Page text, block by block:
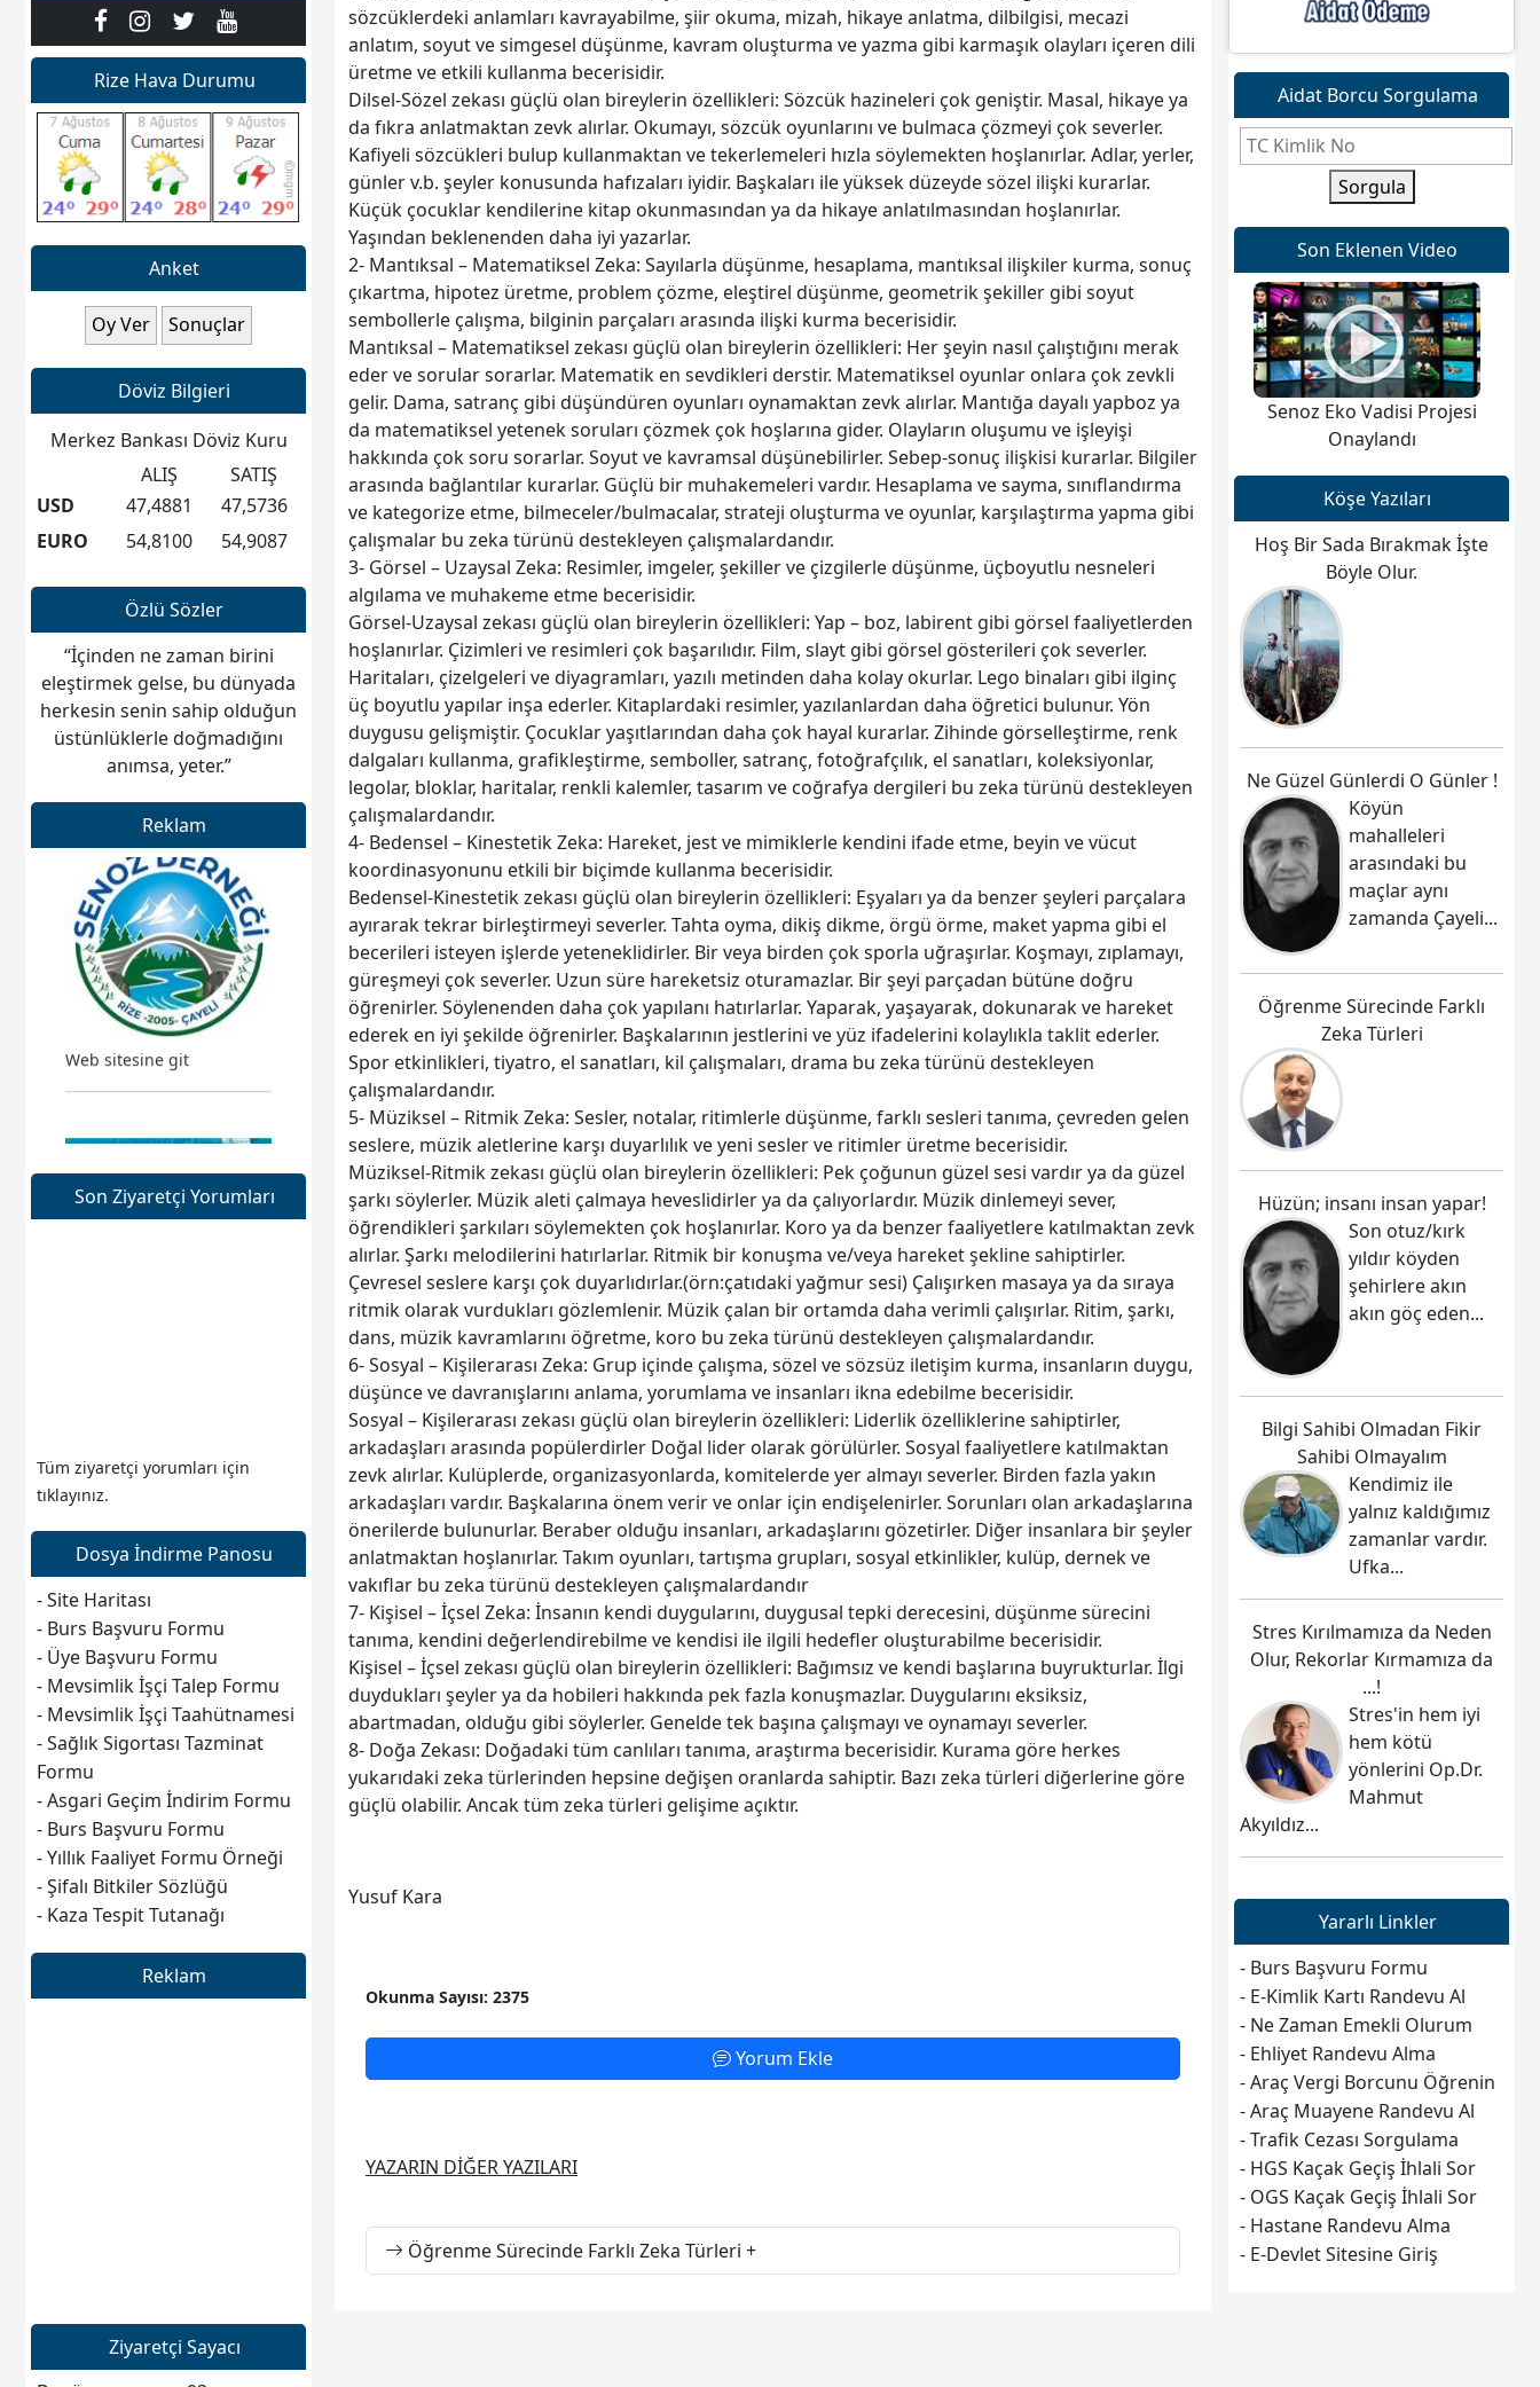
Rize Hava Durumu
Anket
Döviz Bilgieri
Merkez Bankası Döviz Kuru
ALIŞ
SATIŞ
USD
47,4881
47,5736
EURO
54,8100 54,9087
Özlü Sözler
“İçinden ne zaman birini
eleştirmek gelse, bu dünyada
herkesin senin sahip olduğun
üstünlüklerle doğmadığını
anımsa, yeter.”
Reklam
Web sitesine git
Son Ziyaretçi Yorumları
Tüm ziyaretçi yorumları için
tıklayınız.
Dosya İndirme Panosu
- Site Haritası
- Burs Başvuru Formu
- Üye Başvuru Formu
- Mevsimlik İşçi Talep Formu
- Mevsimlik İşçi Taahütnamesi
- Sağlık Sigortası Tazminat
Formu
- Asgari Geçim İndirim Formu
- Burs Başvuru Formu
- Yıllık Faaliyet Formu Örneği
- Şifalı Bitkiler Sözlüğü
- Kaza Tespit Tutanağı
Reklam
Ziyaretçi Sayacı
sözcüklerdeki anlamları kavrayabilme, şiir okuma, mizah, hikaye anlatma, dilbilgisi, mecazi
anlatım, soyut ve simgesel düşünme, kavram oluşturma ve yazma gibi karmaşık olayları içeren dili
üretme ve etkili kullanma becerisidir.
Dilsel-Sözel zekası güçlü olan bireylerin özellikleri: Sözcük hazineleri çok geniştir. Masal, hikaye ya
da fıkra anlatmaktan zevk alırlar. Okumayı, sözcük oyunlarını ve bulmaca çözmeyi çok severler.
Kafiyeli sözcükleri bulup kullanmaktan ve tekerlemeleri hızla söylemekten hoşlanırlar. Adlar, yerler,
günler v.b. şeyler konusunda hafızaları iyidir. Başkaları ile yüksek düzeyde sözel ilişki kurarlar.
Küçük çocuklar kendilerine kitap okunmasından ya da hikaye anlatılmasından hoşlanırlar.
Yaşından beklenenden daha iyi yazarlar.
2- Mantıksal – Matematiksel Zeka: Sayılarla düşünme, hesaplama, mantıksal ilişkiler kurma, sonuç
çıkartma, hipotez üretme, problem çözme, eleştirel düşünme, geometrik şekiller gibi soyut
sembollerle çalışma, bilginin parçaları arasında ilişki kurma becerisidir.
Mantıksal – Matematiksel zekası güçlü olan bireylerin özellikleri: Her şeyin nasıl çalıştığını merak
eder ve sorular sorarlar. Matematik en sevdikleri derstir. Matematiksel oyunlar onlara çok zevkli
gelir. Dama, satranç gibi düşündüren oyunları oynamaktan zevk alırlar. Mantığa dayalı yapboz ya
da matematiksel yetenek soruları çözmek çok hoşlarına gider. Olayların oluşumu ve işleyişi
hakkında çok soru sorarlar. Soyut ve kavramsal düşünebilirler. Sebep-sonuç ilişkisi kurarlar. Bilgiler
arasında bağlantılar kurarlar. Güçlü bir muhakemeleri vardır. Hesaplama ve sayma, sınıflandırma
ve kategorize etme, bilmeceler/bulmacalar, strateji oluşturma ve oyunlar, karşılaştırma yapma gibi
çalışmalar bu zeka türünü destekleyen çalışmalardandır.
3- Görsel – Uzaysal Zeka: Resimler, imgeler, şekiller ve çizgilerle düşünme, üçboyutlu nesneleri
algılama ve muhakeme etme becerisidir.
Görsel-Uzaysal zekası güçlü olan bireylerin özellikleri: Yap – boz, labirent gibi görsel faaliyetlerden
hoşlanırlar. Çizimleri ve resimleri çok başarılıdır. Film, slayt gibi görsel gösterileri çok severler.
Haritaları, çizelgeleri ve diyagramları, yazılı metinden daha kolay okurlar. Lego binaları gibi ilginç
üç boyutlu yapılar inşa ederler. Kitaplardaki resimler, yazılanlardan daha öğretici bulunur. Yön
duygusu gelişmiştir. Çocuklar yaşıtlarından daha çok hayal kurarlar. Zihinde görselleştirme, renk
dalgaları kullanma, grafikleştirme, semboller, satranç, fotoğrafçılık, el sanatları, koleksiyonlar,
legolar, bloklar, haritalar, renkli kalemler, tasarım ve coğrafya dergileri bu zeka türünü destekleyen
çalışmalardandır.
4- Bedensel – Kinestetik Zeka: Hareket, jest ve mimiklerle kendini ifade etme, beyin ve vücut
koordinasyonunu etkili bir biçimde kullanma becerisidir.
Bedensel-Kinestetik zekası güçlü olan bireylerin özellikleri: Eşyaları ya da benzer şeyleri parçalara
ayırarak tekrar birleştirmeyi severler. Tahta oyma, dikiş dikme, örgü örme, maket yapma gibi el
becerileri isteyen işlerde yeteneklidirler. Bir veya birden çok sporla uğraşırlar. Koşmayı, zıplamayı,
güreşmeyi çok severler. Uzun süre hareketsiz oturamazlar. Bir şeyi parçadan bütüne doğru
öğrenirler. Söylenenden daha çok yapılanı hatırlarlar. Yaparak, yaşayarak, dokunarak ve hareket
ederek en iyi şekilde öğrenirler. Başkalarının jestlerini ve yüz ifadelerini kolaylıkla taklit ederler.
Spor etkinlikleri, tiyatro, el sanatları, kil çalışmaları, drama bu zeka türünü destekleyen
çalışmalardandır.
5- Müziksel – Ritmik Zeka: Sesler, notalar, ritimlerle düşünme, farklı sesleri tanıma, çevreden gelen
seslere, müzik aletlerine karşı duyarlılık ve yeni sesler ve ritimler üretme becerisidir.
Müziksel-Ritmik zekası güçlü olan bireylerin özellikleri: Pek çoğunun güzel sesi vardır ya da güzel
şarkı söylerler. Müzik aleti çalmaya heveslidirler ya da çalıyorlardır. Müzik dinlemeyi sever,
öğrendikleri şarkıları söylemekten çok hoşlanırlar. Koro ya da benzer faaliyetlere katılmaktan zevk
alırlar. Şarkı melodilerini hatırlarlar. Ritmik bir konuşma ve/veya hareket şekline sahiptirler.
Çevresel seslere karşı çok duyarlıdırlar.(örn:çatıdaki yağmur sesi) Çalışırken masaya ya da sıraya
ritmik olarak vurdukları gözlemlenir. Müzik çalan bir ortamda daha verimli çalışırlar. Ritim, şarkı,
dans, müzik kavramlarını öğretme, koro bu zeka türünü destekleyen çalışmalardandır.
6- Sosyal – Kişilerarası Zeka: Grup içinde çalışma, sözel ve sözsüz iletişim kurma, insanların duygu,
düşünce ve davranışlarını anlama, yorumlama ve insanları ikna edebilme becerisidir.
Sosyal – Kişilerarası zekası güçlü olan bireylerin özellikleri: Liderlik özelliklerine sahiptirler,
arkadaşları arasında popülerdirler Doğal lider olarak görülürler. Sosyal faaliyetlere katılmaktan
zevk alırlar. Kulüplerde, organizasyonlarda, komitelerde yer almayı severler. Birden fazla yakın
arkadaşları vardır. Başkalarına önem verir ve onlar için endişelenirler. Sorunları olan arkadaşlarına
önerilerde bulunurlar. Beraber olduğu insanları, arkadaşlarını gözetirler. Diğer insanlara bir şeyler
anlatmaktan hoşlanırlar. Takım oyunları, tartışma grupları, sosyal etkinlikler, kulüp, dernek ve
vakıflar bu zeka türünü destekleyen çalışmalardandır
7- Kişisel – İçsel Zeka: İnsanın kendi duygularını, duygusal tepki derecesini, düşünme sürecini
tanıma, kendini değerlendirebilme ve kendisi ile ilgili hedefler oluşturabilme becerisidir.
Kişisel – İçsel zekası güçlü olan bireylerin özellikleri: Bağımsız ve kendi başlarına buyrukturlar. İlgi
duydukları şeyler ya da hobileri hakkında pek fazla konuşmazlar. Duygularını eksiksiz,
abartmadan, olduğu gibi söylerler. Genelde tek başına çalışmayı ve oynamayı severler.
8- Doğa Zekası: Doğadaki tüm canlıları tanıma, araştırma becerisidir. Kurama göre herkes
yukarıdaki zeka türlerinden hepsine değişen oranlarda sahiptir. Bazı zeka türleri diğerlerine göre
güçlü olabilir. Ancak tüm zeka türleri gelişime açıktır.
Yusuf Kara
Okunma Sayısı: 2375
Yorum Ekle
YAZARIN DİĞER YAZILARI
Öğrenme Sürecinde Farklı Zeka Türleri
Aidat Borcu Sorgulama
Sorgula
Son Eklenen Video
Senoz Eko Vadisi Projesi
Onaylandı
Köşe Yazıları
Hoş Bir Sada Bırakmak İşte
Böyle Olur.
Ne Güzel Günlerdi O Günler !
Köyün
mahalleleri
arasındaki bu
maçlar aynı
zamanda Çayeli...
Öğrenme Sürecinde Farklı
Zeka Türleri
Hüzün; insanı insan yapar!
Son otuz/kırk
yıldır köyden
şehirlere akın
akın göç eden...
Bilgi Sahibi Olmadan Fikir
Sahibi Olmayalım
Kendimiz ile
yalnız kaldığımız
zamanlar vardır.
Ufka...
Stres Kırılmamıza da Neden
Olur, Rekorlar Kırmamıza da
...!
Stres'in hem iyi
hem kötü
yönlerini Op.Dr.
Mahmut
Akyıldız...
Yararlı Linkler
- Burs Başvuru Formu
- E-Kimlik Kartı Randevu Al
- Ne Zaman Emekli Olurum
- Ehliyet Randevu Alma
- Araç Vergi Borcunu Öğrenin
- Araç Muayene Randevu Al
- Trafik Cezası Sorgulama
- HGS Kaçak Geçiş İhlali Sor
- OGS Kaçak Geçiş İhlali Sor
- Hastane Randevu Alma
- E-Devlet Sitesine Giriş